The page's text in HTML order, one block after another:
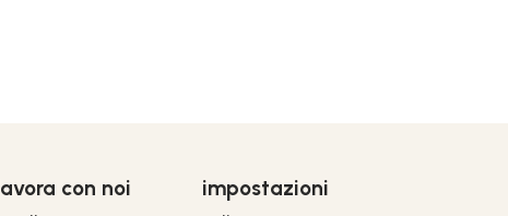
lavora con noi impostazioni